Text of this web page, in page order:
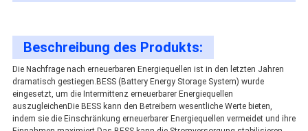
Beschreibung des Produkts:
Die Nachfrage nach erneuerbaren Energiequellen ist in den letzten Jahren
dramatisch gestiegen.BESS (Battery Energy Storage System) wurde
eingesetzt, um die Intermittenz erneuerbarer Energiequellen
auszugleichenDie BESS kann den Betreibern wesentliche Werte bieten,
indem sie die Einschränkung erneuerbarer Energiequellen vermeidet und ihre